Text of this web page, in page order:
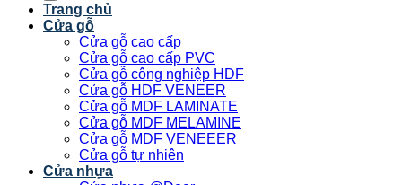
Trang chủ
Cửa gỗ
Cửa gỗ cao cấp
Cửa gỗ cao cấp PVC
Cửa gỗ công nghiệp HDF
Cửa gỗ HDF VENEER
Cửa gỗ MDF LAMINATE
Cửa gỗ MDF MELAMINE
Cửa gỗ MDF VENEEER
Cửa gỗ tự nhiên
Cửa nhựa